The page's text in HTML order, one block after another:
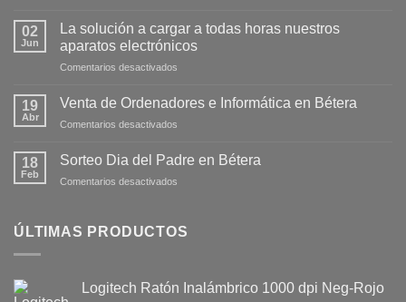
02
Jun
La solución a cargar a todas horas nuestros
aparatos electrónicos
Comentarios desactivados
19
Abr
Venta de Ordenadores e Informática en Bétera
Comentarios desactivados
18
Feb
Sorteo Dia del Padre en Bétera
Comentarios desactivados
ÚLTIMAS PRODUCTOS
Logitech Ratón Inalámbrico 1000 dpi Neg-Rojo